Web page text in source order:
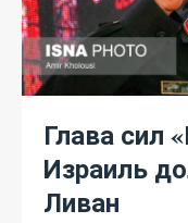
Глава сил
Израиль
Ливан